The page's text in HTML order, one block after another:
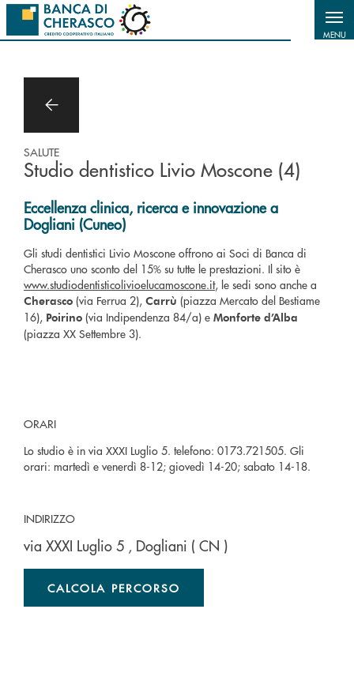
Salta al contenuto principale
MENU
SALUTE
Studio dentistico Livio Moscone (4)
Eccellenza clinica, ricerca e innovazione a
Dogliani (Cuneo)
Gli studi dentistici Livio Moscone offrono ai Soci di Banca di
Cherasco uno sconto del 15% su tutte le prestazioni. Il sito è
www.studiodentisticolivioelucamoscone.it, le sedi sono anche a
Cherasco (via Ferrua 2), Carrù (piazza Mercato del Bestiame
16), Poirino (via Indipendenza 84/a) e Monforte d’Alba
(piazza XX Settembre 3).
ORARI
Lo studio è in via XXXI Luglio 5. telefono: 0173.721505. Gli
orari: martedì e venerdì 8-12; giovedì 14-20; sabato 14-18.
INDIRIZZO
via XXXI Luglio 5 , Dogliani ( CN )
CALCOLA PERCORSO